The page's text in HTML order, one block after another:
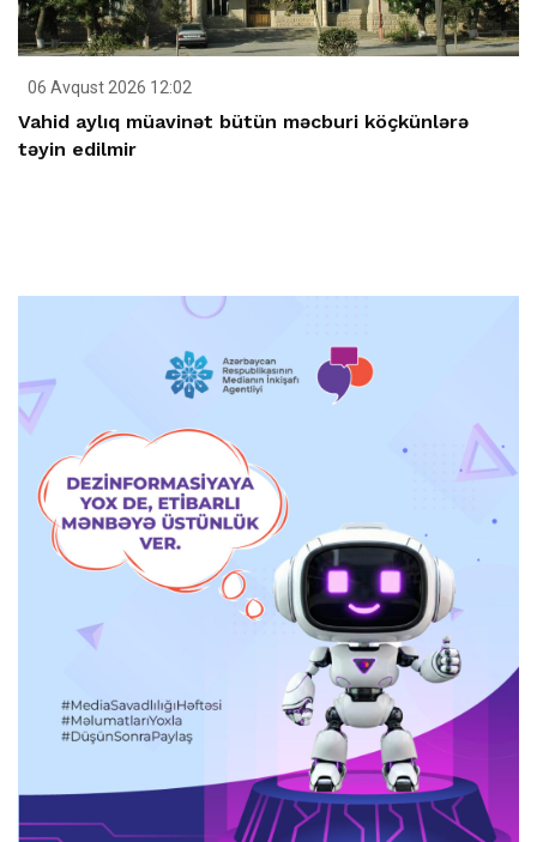
06 Avqust 2026 12:02
Vahid aylıq müavinət bütün məcburi köçkünlərə
təyin edilmir